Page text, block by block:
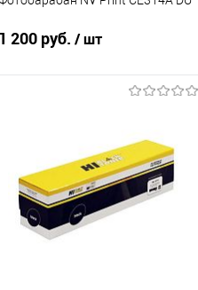
1 200 руб. / шт
Купить в 1 клик
Сравнение
В избранное
Недоступно